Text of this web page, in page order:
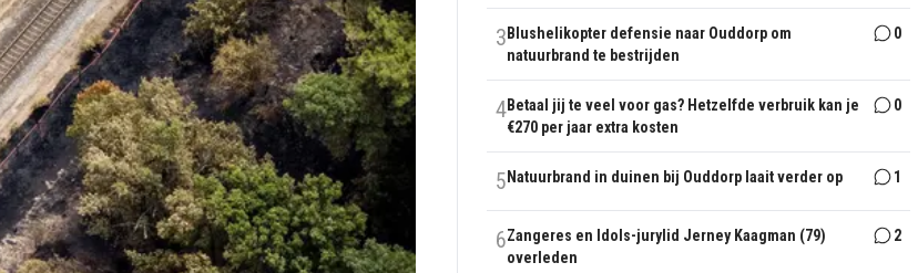
3 Blushelikopter defensie naar Ouddorp om
natuurbrand te bestrijden
0
4Betaal jij te veel voor gas? Hetzelfde verbruik kan je
€270 per jaar extra kosten
0
5 Natuurbrand in duinen bij Ouddorp laait verder op 1
6Zangeres en Idols-jurylid Jerney Kaagman (79)
overleden
2